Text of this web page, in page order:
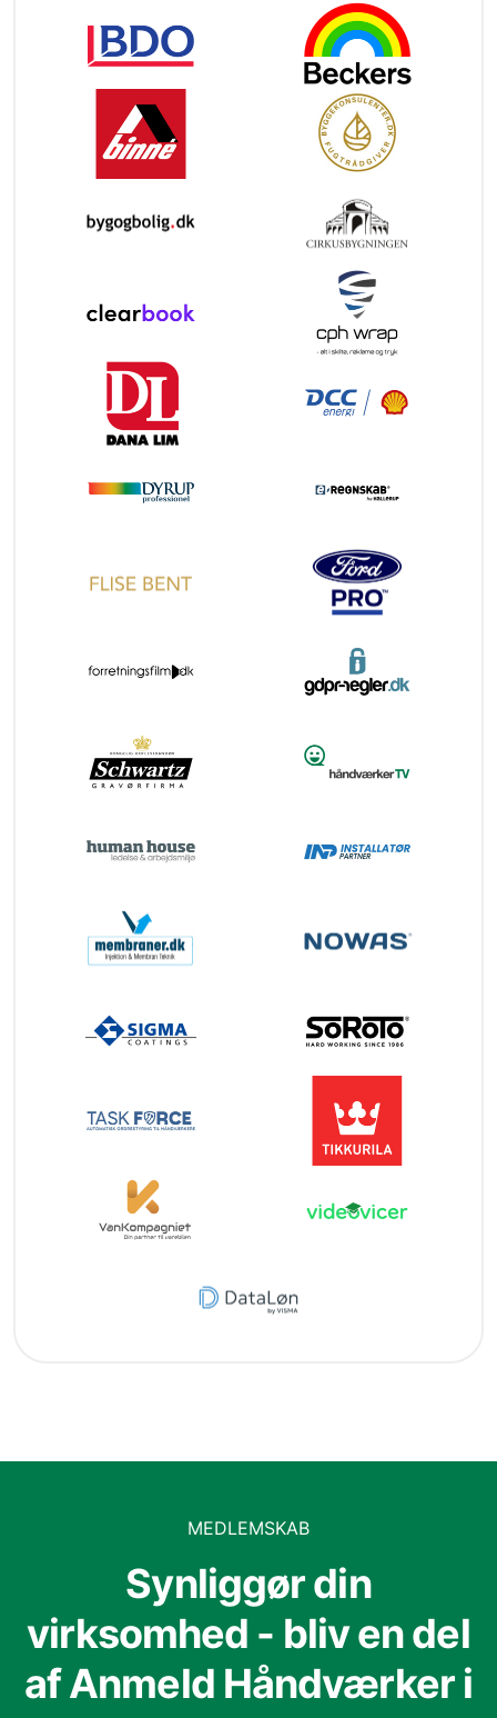
MEDLEMSKAB
Synliggør din
virksomhed - bliv en del
af Anmeld Håndværker i